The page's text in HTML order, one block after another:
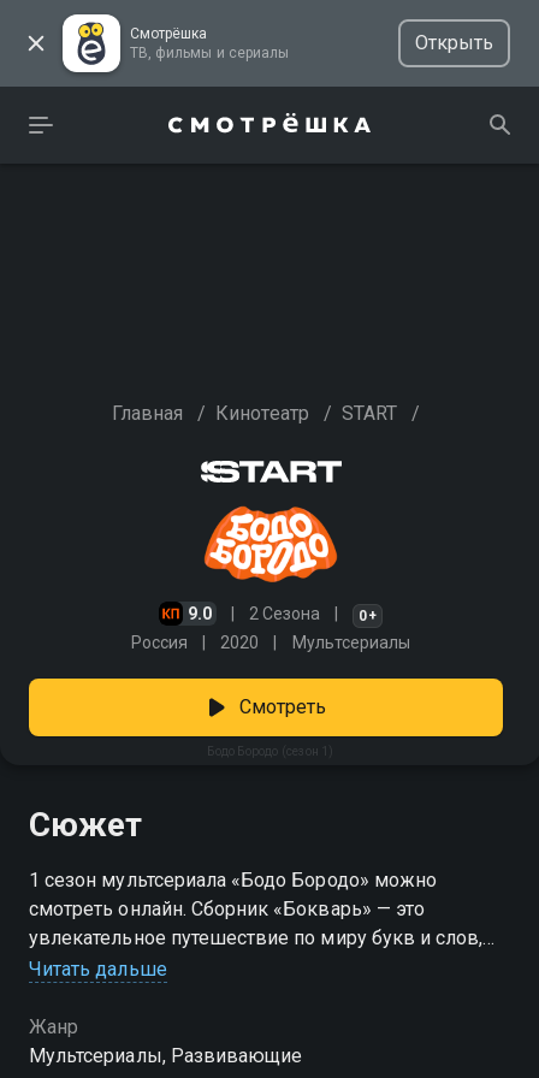
Смотрёшка
ТВ, фильмы и сериалы
Открыть
Главная / Кинотеатр / START /
9.0 2 Сезона 0+
Россия 2020 Мультсериалы
Бодо Бородо (сезон 1)
Смотреть
Сюжет
1 сезон мультсериала «Бодо Бородо» можно
смотреть онлайн. Сборник «Бокварь» — это
увлекательное путешествие по миру букв и слов,
настоящее образовательное приключение, где
рыжей бородой. Весело скатиться с «Л», угоститься
бубликом, встретиться с динозавром и отыскать все
Читать дальше
Жанр
Мультсериалы, Развивающие